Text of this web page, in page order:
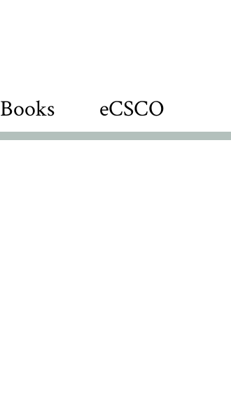
Books eCSCO